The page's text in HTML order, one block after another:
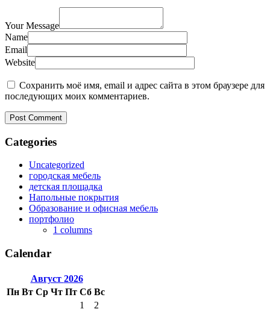
Your Message
Name
Email
Website
Сохранить моё имя, email и адрес сайта в этом браузере для
последующих моих комментариев.
Categories
Uncategorized
городская мебель
детская площадка
Напольные покрытия
Образование и офисная мебель
портфолио
1 columns
Calendar
Август 2026
Пн Вт Ср Чт Пт Сб Вс
1
2